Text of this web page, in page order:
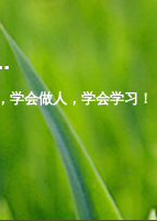
学会做人，学会学习！